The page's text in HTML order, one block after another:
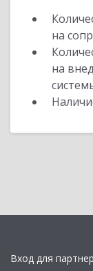
на
на
Вход для